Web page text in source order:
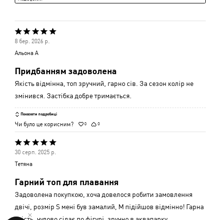
Оцінено
5
5
8 бер. 2026 р.
Альона А
Придбанням задоволена
Якість відмінна, топ зручний, гарно сів. За сезон колір не
змінився. Застібка добре тримається.
Показати подробиці
Чи було це корисним? 0 0
Оцінено
5
5
30 серп. 2025 р.
Тетяна
Гарний топ для плавання
Задоволена покупкою, хоча довелося робити замовлення
двічі, розмір S мені був замалий, М підійшов відмінно! Гарна